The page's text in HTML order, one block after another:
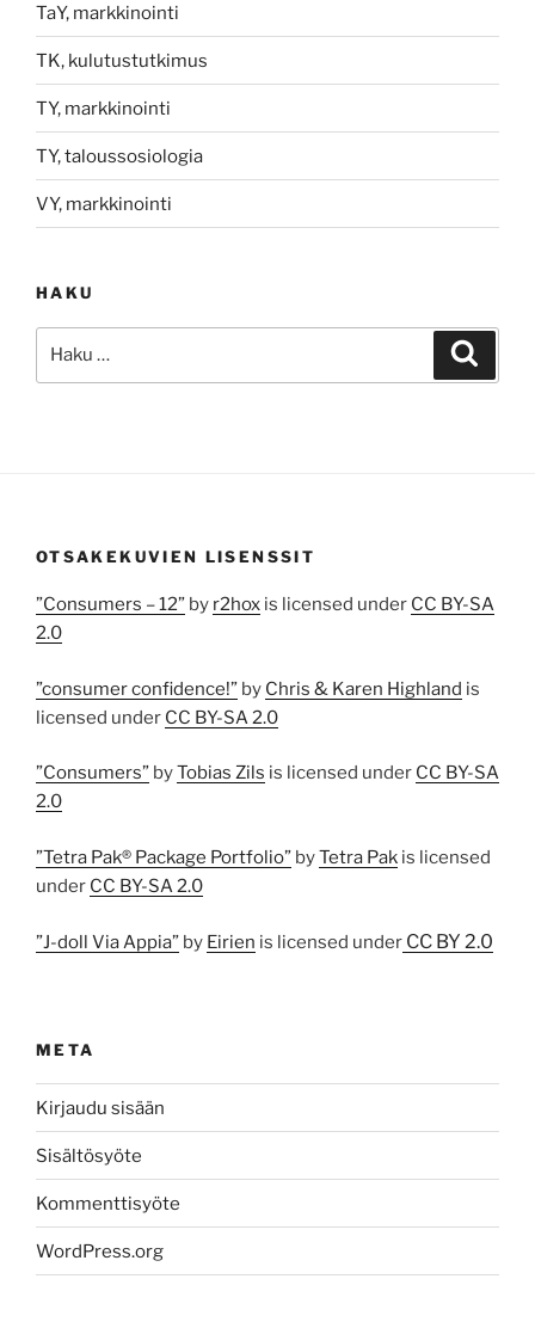
TaY, markkinointi
TK, kulutustutkimus
TY, markkinointi
TY, taloussosiologia
VY, markkinointi
HAKU
OTSAKEKUVIEN LISENSSIT
”Consumers – 12” by r2hox is licensed under CC BY-SA
2.0
”consumer confidence!” by Chris & Karen Highland is
licensed under CC BY-SA 2.0
”Consumers” byTobias Zils is licensed under CC BY-SA
2.0
”Tetra Pak® Package Portfolio” byTetra Pak is licensed
under CC BY-SA 2.0
”J-doll Via Appia” by Eirien is licensed under CC BY 2.0
META
Kirjaudu sisään
Sisältösyöte
Kommenttisyöte
WordPress.org